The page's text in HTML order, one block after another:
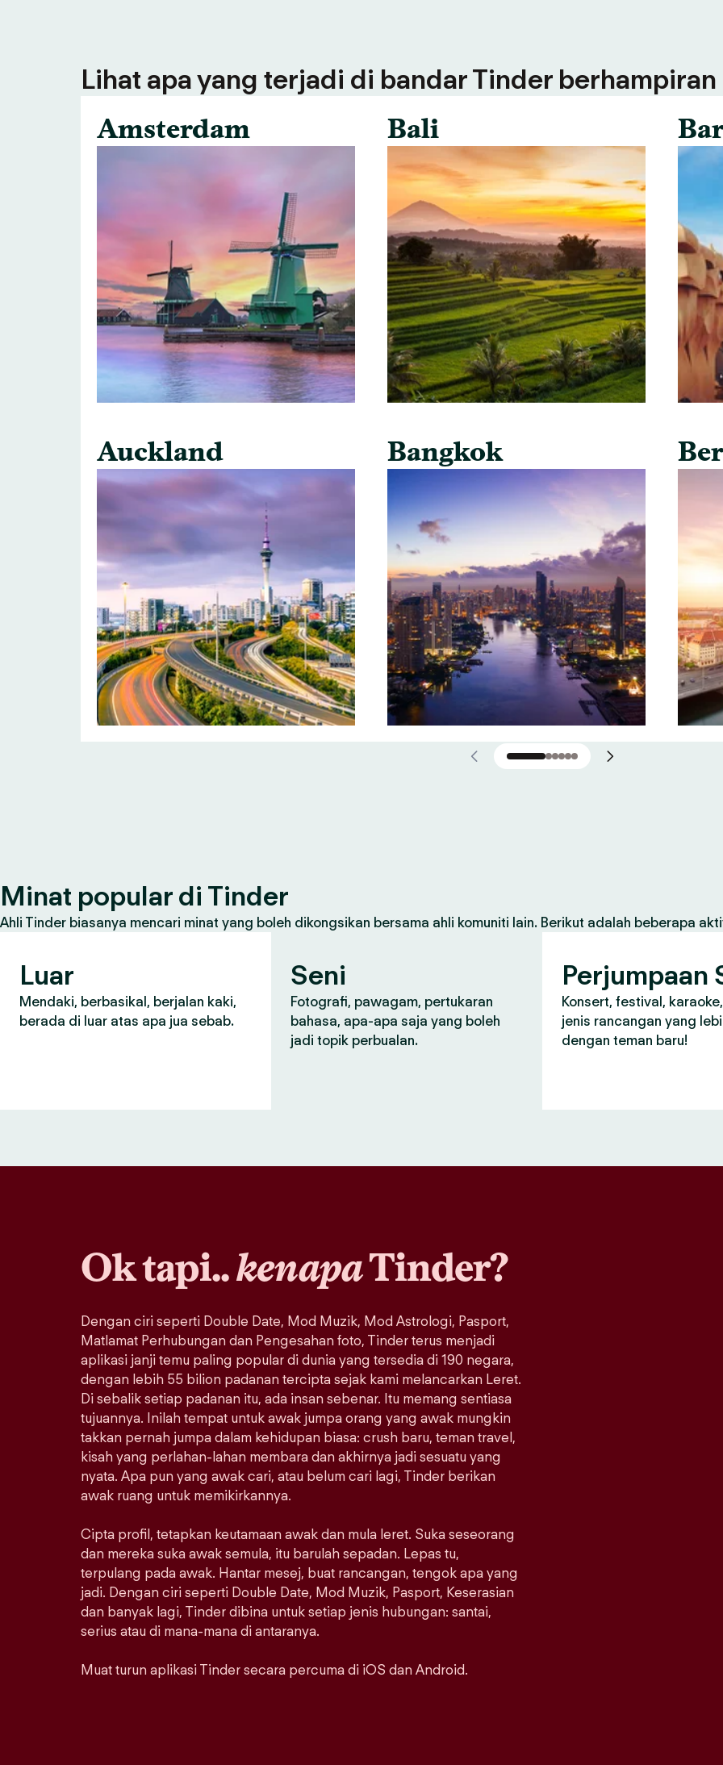
Lihat apa yang terjadi di bandar Tinder berhampiran
Amsterdam
Auckland
Bali
Bangkok
Minat popular di Tinder
Ahli Tinder biasanya mencari minat yang boleh dikongsikan bersama ahli komuniti lain. Berikut adalah beberapa
Luar
Mendaki, berbasikal, berjalan kaki,
berada di luar atas apa jua sebab.
Seni
Fotografi, pawagam, pertukaran
bahasa, apa-apa saja yang boleh
jadi topik perbualan.
Perjumpaan
Konsert, festival,
jenis rancangan yang
dengan teman baru!
Ok tapi..kenapaTinder?
Dengan ciri seperti Double Date, Mod Muzik, Mod Astrologi, Pasport,
Matlamat Perhubungan dan Pengesahan foto, Tinder terus menjadi
aplikasi janji temu paling popular di dunia yang tersedia di 190 negara,
dengan lebih 55 bilion padanan tercipta sejak kami melancarkan Leret.
Di sebalik setiap padanan itu, ada insan sebenar. Itu memang sentiasa
tujuannya. Inilah tempat untuk awak jumpa orang yang awak mungkin
takkan pernah jumpa dalam kehidupan biasa: crush baru, teman travel,
kisah yang perlahan-lahan membara dan akhirnya jadi sesuatu yang
nyata. Apa pun yang awak cari, atau belum cari lagi, Tinder berikan
awak ruang untuk memikirkannya.
Cipta profil, tetapkan keutamaan awak dan mula leret. Suka seseorang
dan mereka suka awak semula, itu barulah sepadan. Lepas tu,
terpulang pada awak. Hantar mesej, buat rancangan, tengok apa yang
jadi. Dengan ciri seperti Double Date, Mod Muzik, Pasport, Keserasian
dan banyak lagi, Tinder dibina untuk setiap jenis hubungan: santai,
serius atau di mana-mana di antaranya.
Muat turun aplikasi Tinder secara percuma di iOS dan Android.